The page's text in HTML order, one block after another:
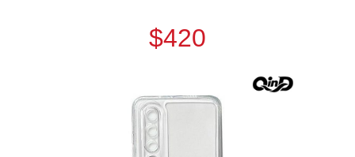
$420